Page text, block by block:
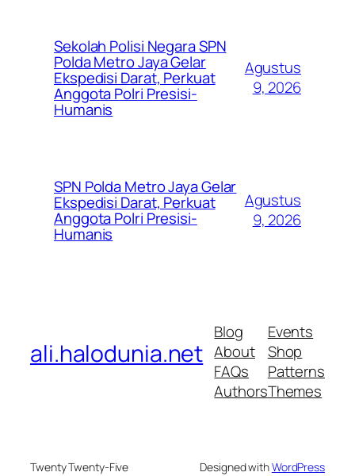
Sekolah Polisi Negara SPN
Polda Metro Jaya Gelar
Ekspedisi Darat, Perkuat
Anggota Polri Presisi-
Humanis
Agustus
9, 2026
SPN Polda Metro Jaya Gelar
Ekspedisi Darat, Perkuat
Anggota Polri Presisi-
Humanis
Agustus
9, 2026
ali.halodunia.net
Blog
About
FAQs
Authors
Events
Shop
Patterns
Themes
Twenty Twenty-Five Designed withWordPress